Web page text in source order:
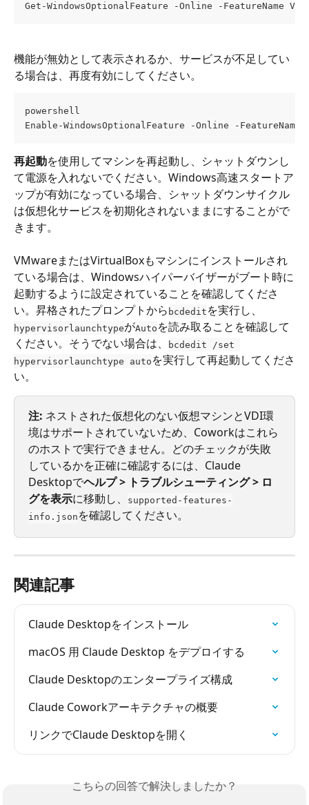
Get-WindowsOptionalFeature -Online -FeatureName
機能が無効として表示されるか、サービスが不足してい
る場合は、再度有効にしてください。
powershell
Enable-WindowsOptionalFeature -Online -
再起動を使用してマシンを再起動し、シャットダウンし
て電源を入れないでください。Windows高速スタートア
ップが有効になっている場合、シャットダウンサイクル
は仮想化サービスを初期化されないままにすることがで
きます。
VMwareまたはVirtualBoxもマシンにインストールされ
ている場合は、Windowsハイパーバイザーがブート時に
起動するように設定されていることを確認してくださ
い。昇格されたプロンプトから bcdedit を実行し、
hypervisorlaunchtypeがAuto を読み取ることを確認して
ください。そうでない場合は、
bcdedit /set
hypervisorlaunchtype auto を実行して再起動してくださ
い。
注: ネストされた仮想化のない仮想マシンとVDI環
境はサポートされていないため、Coworkはこれら
のホストで実行できません。どのチェックが失敗
しているかを正確に確認するには、Claude
Desktopでヘルプ > トラブルシューティング > ロ
グを表示に移動し、
supported-features-
info.json を確認してください。
関連記事
Claude Desktopをインストール
macOS 用 Claude Desktop をデプロイする
Claude Desktopのエンタープライズ構成
Claude Coworkアーキテクチャの概要
リンクでClaude Desktopを開く
こちらの回答で解決しましたか？